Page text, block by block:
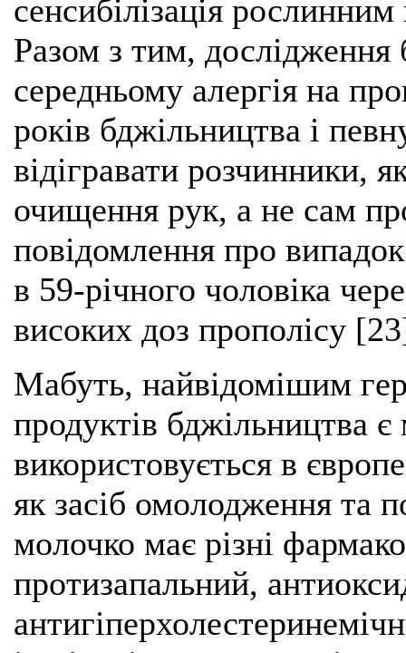
сенсибілізація
Разом з тим,
середньому алергія на
років бджільництва і
відігравати розчинники,
очищення рук, а не сам
повідомлення про
в 59-річного чоловіка
високих доз прополісу
Мабуть, найвідомішим
продуктів бджільництва
використовується в
як засіб омолодження та
молочко має різні
протизапальний,